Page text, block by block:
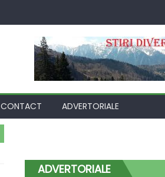
CONTACT ADVERTORIALE
ADVERTORIALE